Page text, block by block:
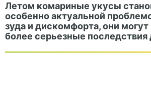
Летом комариные укусы
особенно актуальной
зуда и дискомфорта, они могут
более серьезные последствия